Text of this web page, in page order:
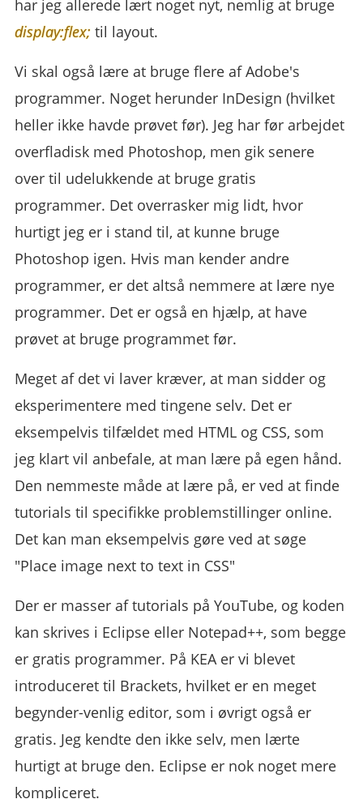
har jeg allerede lært noget nyt, nemlig at bruge
display:flex; til layout.
Vi skal også lære at bruge flere af Adobe's
programmer. Noget herunder InDesign (hvilket
heller ikke havde prøvet før). Jeg har før arbejdet
overfladisk med Photoshop, men gik senere
over til udelukkende at bruge gratis
programmer. Det overrasker mig lidt, hvor
hurtigt jeg er i stand til, at kunne bruge
Photoshop igen. Hvis man kender andre
programmer, er det altså nemmere at lære nye
programmer. Det er også en hjælp, at have
prøvet at bruge programmet før.
Meget af det vi laver kræver, at man sidder og
eksperimentere med tingene selv. Det er
eksempelvis tilfældet med HTML og CSS, som
jeg klart vil anbefale, at man lære på egen hånd.
Den nemmeste måde at lære på, er ved at finde
tutorials til specifikke problemstillinger online.
Det kan man eksempelvis gøre ved at søge
"Place image next to text in CSS"
Der er masser af tutorials på YouTube, og koden
kan skrives i Eclipse eller Notepad++, som begge
er gratis programmer. På KEA er vi blevet
introduceret til Brackets, hvilket er en meget
begynder-venlig editor, som i øvrigt også er
gratis. Jeg kendte den ikke selv, men lærte
hurtigt at bruge den. Eclipse er nok noget mere
kompliceret.